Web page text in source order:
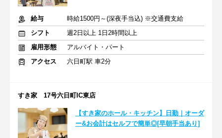
給与
時給1500円～(深夜手当込) ※交通費支給
シフト
週2日以上 1日2時間以上
雇用形態
アルバイト・パート
アクセス
六日町駅 車2分
すき家 17号六日町IC東店
【すき家のホール・キッチン】日勤｜オーダ
ー&お会計はセルフで簡単◎[早朝手当あり]